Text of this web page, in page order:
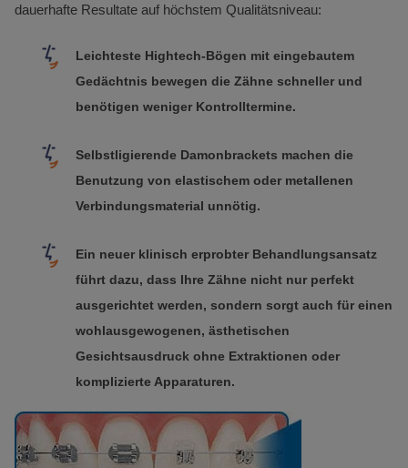
dauerhafte Resultate auf höchstem Qualitätsniveau:
Leichteste Hightech-Bögen mit eingebautem
Gedächtnis bewegen die Zähne schneller und
benötigen weniger Kontrolltermine.
Selbstligierende Damonbrackets machen die
Benutzung von elastischem oder metallenen
Verbindungsmaterial unnötig.
Ein neuer klinisch erprobter Behandlungsansatz
führt dazu, dass Ihre Zähne nicht nur perfekt
ausgerichtet werden, sondern sorgt auch für einen
wohlausgewogenen, ästhetischen
Gesichtsausdruck ohne Extraktionen oder
komplizierte Apparaturen.